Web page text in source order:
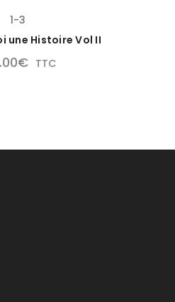
1-3
une Histoire Vol II
€ TTC